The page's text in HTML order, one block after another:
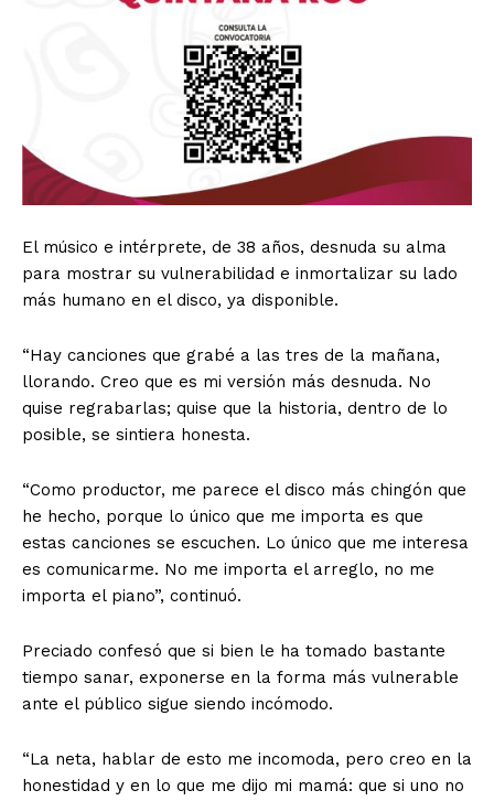
El músico e intérprete, de 38 años, desnuda su alma
para mostrar su vulnerabilidad e inmortalizar su lado
más humano en el disco, ya disponible.
“Hay canciones que grabé a las tres de la mañana,
llorando. Creo que es mi versión más desnuda. No
quise regrabarlas; quise que la historia, dentro de lo
posible, se sintiera honesta.
“Como productor, me parece el disco más chingón que
he hecho, porque lo único que me importa es que
estas canciones se escuchen. Lo único que me interesa
es comunicarme. No me importa el arreglo, no me
importa el piano”, continuó.
Preciado confesó que si bien le ha tomado bastante
tiempo sanar, exponerse en la forma más vulnerable
ante el público sigue siendo incómodo.
“La neta, hablar de esto me incomoda, pero creo en la
honestidad y en lo que me dijo mi mamá: que si uno no